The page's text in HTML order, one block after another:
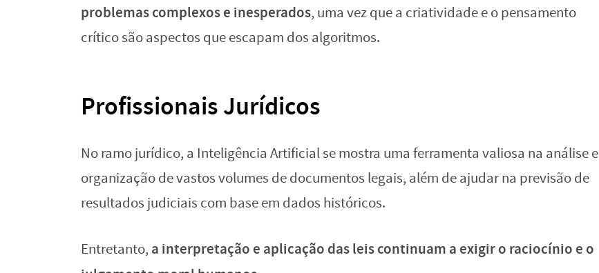
problemas complexos e inesperados, uma vez que a criatividade e o pensamento
crítico são aspectos que escapam dos algoritmos.
Profissionais Jurídicos
No ramo jurídico, a Inteligência Artificial se mostra uma ferramenta valiosa na análise e
organização de vastos volumes de documentos legais, além de ajudar na previsão de
resultados judiciais com base em dados históricos.
Entretanto, a interpretação e aplicação das leis continuam a exigir o raciocínio e o